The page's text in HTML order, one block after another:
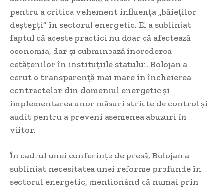
pentru a critica vehement influența „băieților
deștepți” în sectorul energetic. El a subliniat
faptul că aceste practici nu doar că afectează
economia, dar și subminează încrederea
cetățenilor în instituțiile statului. Bolojan a
cerut o transparență mai mare în încheierea
contractelor din domeniul energetic și
implementarea unor măsuri stricte de control și
audit pentru a preveni asemenea abuzuri în
viitor.
În cadrul unei conferințe de presă, Bolojan a
subliniat necesitatea unei reforme profunde în
sectorul energetic, menționând că numai prin